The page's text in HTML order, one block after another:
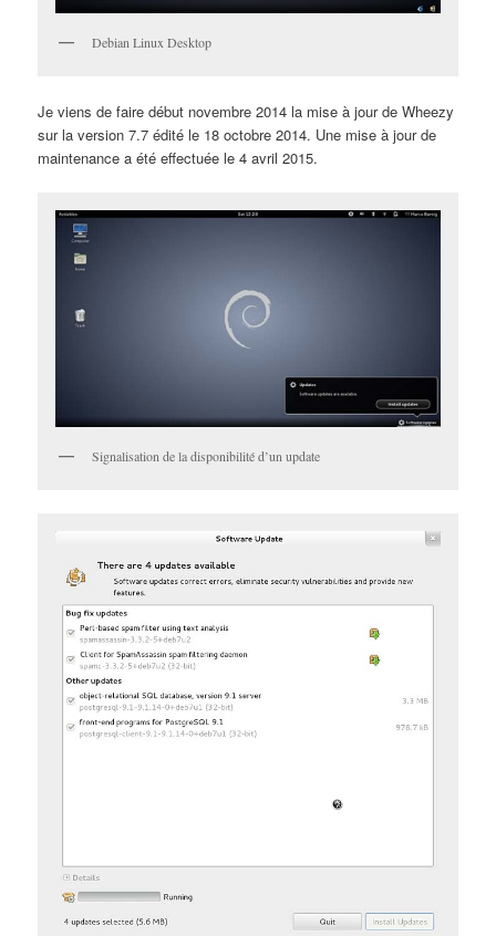
Debian Linux Desktop
Je viens de faire début novembre 2014 la mise à jour de Wheezy
sur la version 7.7 édité le 18 octobre 2014. Une mise à jour de
maintenance a été effectuée le 4 avril 2015.
Signalisation de la disponibilité d’un update